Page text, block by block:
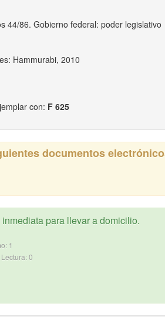
44/86. Gobierno federal: poder legislativo
Hammurabi, 2010
con: F 625
documentos
para llevar a domicilio.
1
0